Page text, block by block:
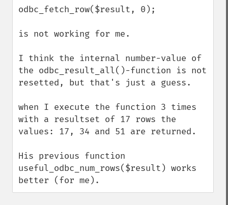
odbc_fetch_row($result, 0);
is not working for me.
I think the internal number-value of
the odbc_result_all()-function is not
resetted, but that's just a guess.
when I execute the function 3 times
with a resultset of 17 rows the
values: 17, 34 and 51 are returned.
His previous function
useful_odbc_num_rows($result) works
better (for me).